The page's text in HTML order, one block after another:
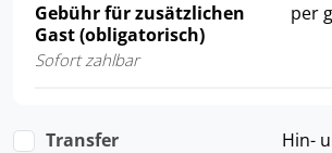
Gebühr für zusätzlichen
Gast (obligatorisch)
Sofort zahlbar
per
Transfer Hin-